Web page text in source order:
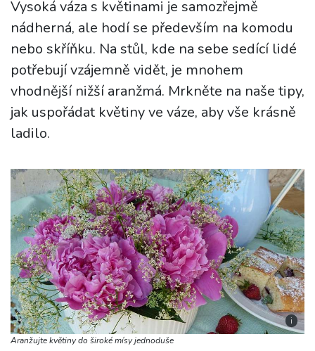
Vysoká váza s květinami je samozřejmě
nádherná, ale hodí se především na komodu
nebo skříňku. Na stůl, kde na sebe sedící lidé
potřebují vzájemně vidět, je mnohem
vhodnější nižší aranžmá. Mrkněte na naše tipy,
jak uspořádat květiny ve váze, aby vše krásně
ladilo.
i
Aranžujte květiny do široké mísy jednoduše